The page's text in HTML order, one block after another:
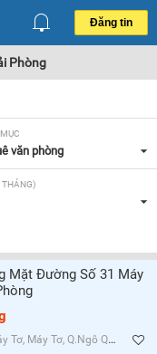
Đăng tin
Phòng
văn phòng
TRANG THIẾT BỊ
Mặt Đường Số 31 Máy
Tơ, Máy Tơ, Q.Ngô Quyền, Hải Phòng